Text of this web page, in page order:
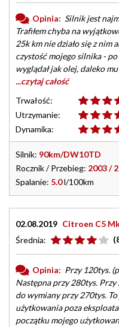
Opinia: Silnik jest
Trafiłem chyba na
25k km nie działo się z nim
czystość mojego silnika -
wyglądał jak olej, daleko
...czytaj całość
Trwałość:
Utrzymanie:
Dynamika:
Silnik: 90km/DW10TD
Rocznik / Przebieg: 2003 /
Spalanie: 5.0l/100km
02.08.2019 Citroen C5
Średnia:
Opinia: Przy 120tys.
Następna przy 280tys. Przy
do wymiany przy 270tys.
użytkowania poza
początku mojego